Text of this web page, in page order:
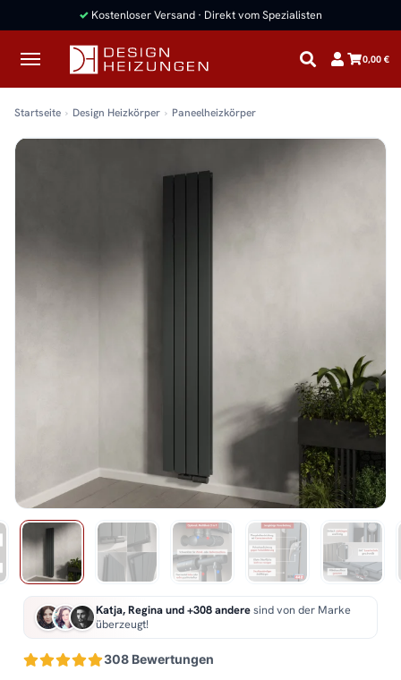
✓ Kostenloser Versand · Direkt vom Spezialisten
0,00 €
Startseite Design Heizkörper Paneelheizkörper
308 Bewertungen
Katja, Regina und +308 anderesind von der Marke
überzeugt!